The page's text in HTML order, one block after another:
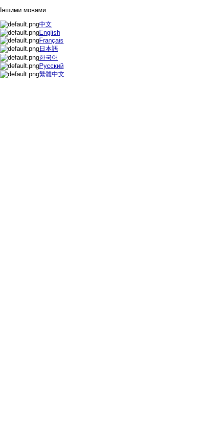
Іншими мовами
中文
English
Français
日本語
한국어
Русский
繁體中文